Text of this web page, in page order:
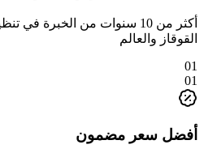
أكثر من 10 سنوات من الخبرة
القوقاز والعالم
01
01
أفضل سعر مضمون